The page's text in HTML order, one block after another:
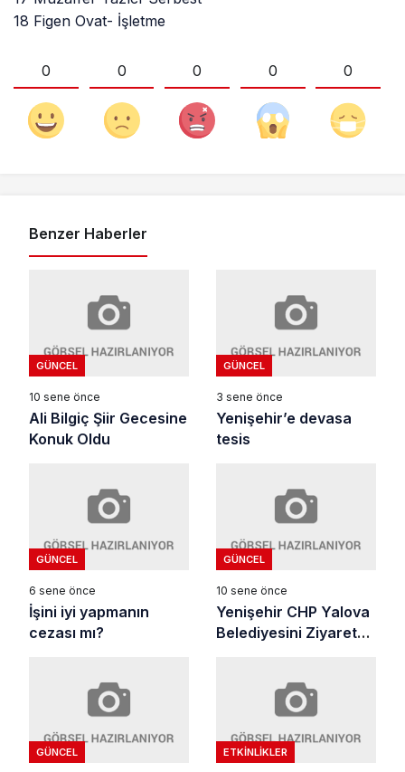
18 Figen Ovat- İşletme
0 0 0 0 0
Benzer Haberler
GÜNCEL
10 sene önce
Ali Bilgiç Şiir Gecesine
Konuk Oldu
GÜNCEL
3 sene önce
Yenişehir’e devasa
tesis
GÜNCEL
6 sene önce
İşini iyi yapmanın
cezası mı?
GÜNCEL
10 sene önce
Yenişehir CHP Yalova
Belediyesini Ziyaret
GÜNCEL ETKINLIKLER